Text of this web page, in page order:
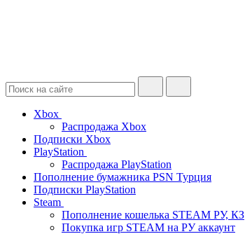
Xbox
Распродажа Xbox
Подписки Xbox
PlayStation
Распродажа PlayStation
Пополнение бумажника PSN Турция
Подписки PlayStation
Steam
Пополнение кошелька STEAM РУ, КЗ
Покупка игр STEAM на РУ аккаунт